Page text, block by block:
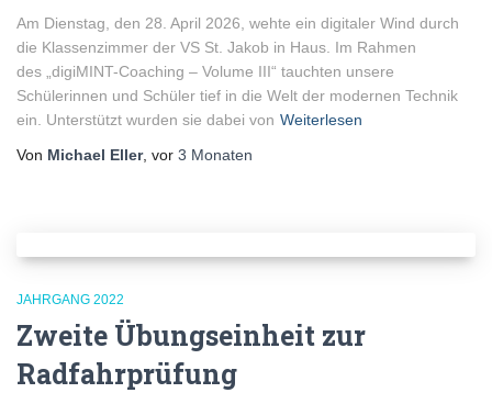
Am Dienstag, den 28. April 2026, wehte ein digitaler Wind durch
die Klassenzimmer der VS St. Jakob in Haus. Im Rahmen
des „digiMINT-Coaching – Volume III“ tauchten unsere
Schülerinnen und Schüler tief in die Welt der modernen Technik
ein. Unterstützt wurden sie dabei von Weiterlesen
Von Michael Eller, vor 3 Monaten
JAHRGANG 2022
Zweite Übungseinheit zur
Radfahrprüfung